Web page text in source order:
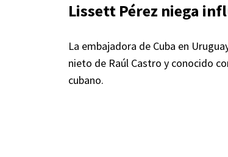
Lissett Pérez niega
La embajadora de Cuba en
nieto de Raúl Castro y conocido
cubano.